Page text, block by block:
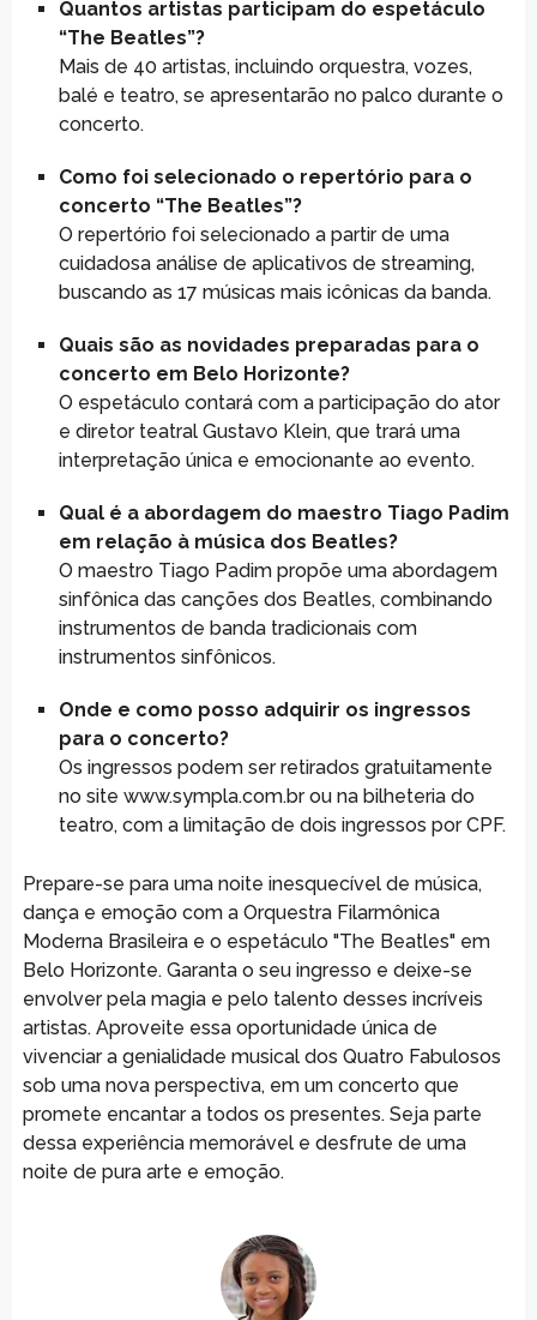
Quantos artistas participam do espetáculo
“The Beatles”?
Mais de 40 artistas, incluindo orquestra, vozes,
balé e teatro, se apresentarão no palco durante o
concerto.
Como foi selecionado o repertório para o
concerto “The Beatles”?
O repertório foi selecionado a partir de uma
cuidadosa análise de aplicativos de streaming,
buscando as 17 músicas mais icônicas da banda.
Quais são as novidades preparadas para o
concerto em Belo Horizonte?
O espetáculo contará com a participação do ator
e diretor teatral Gustavo Klein, que trará uma
interpretação única e emocionante ao evento.
Qual é a abordagem do maestro Tiago Padim
em relação à música dos Beatles?
O maestro Tiago Padim propõe uma abordagem
sinfônica das canções dos Beatles, combinando
instrumentos de banda tradicionais com
instrumentos sinfônicos.
Onde e como posso adquirir os ingressos
para o concerto?
Os ingressos podem ser retirados gratuitamente
no site www.sympla.com.br ou na bilheteria do
teatro, com a limitação de dois ingressos por CPF.
Prepare-se para uma noite inesquecível de música,
dança e emoção com a Orquestra Filarmônica
Moderna Brasileira e o espetáculo "The Beatles" em
Belo Horizonte. Garanta o seu ingresso e deixe-se
envolver pela magia e pelo talento desses incríveis
artistas. Aproveite essa oportunidade única de
vivenciar a genialidade musical dos Quatro Fabulosos
sob uma nova perspectiva, em um concerto que
promete encantar a todos os presentes. Seja parte
dessa experiência memorável e desfrute de uma
noite de pura arte e emoção.